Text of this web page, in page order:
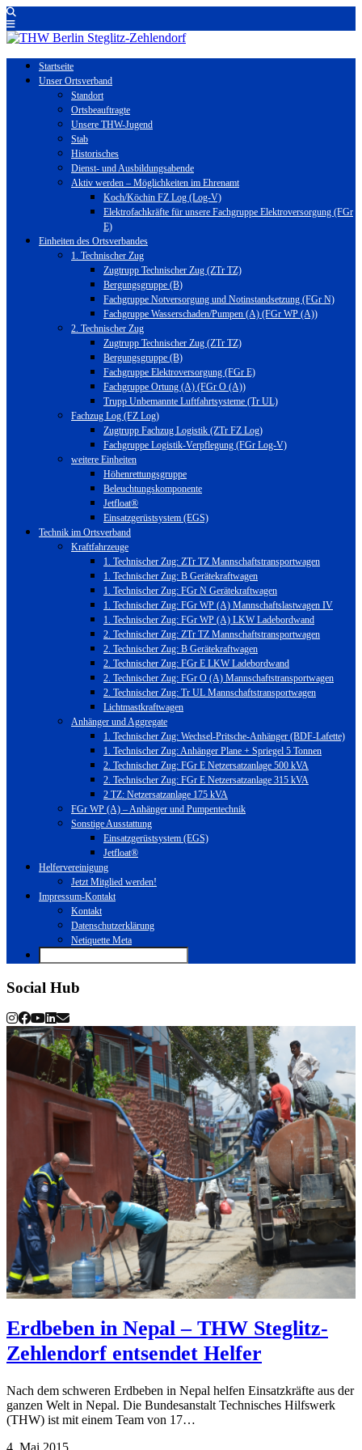
Startseite
Unser Ortsverband
Standort
Ortsbeauftragte
Unsere THW-Jugend
Stab
Historisches
Dienst- und Ausbildungsabende
Aktiv werden – Möglichkeiten im Ehrenamt
Koch/Köchin FZ Log (Log-V)
Elektrofachkräfte für unsere Fachgruppe Elektroversorgung (FGr
E)
Einheiten des Ortsverbandes
1. Technischer Zug
Zugtrupp Technischer Zug (ZTr TZ)
Bergungsgruppe (B)
Fachgruppe Notversorgung und Notinstandsetzung (FGr N)
Fachgruppe Wasserschaden/Pumpen (A) (FGr WP (A))
2. Technischer Zug
Zugtrupp Technischer Zug (ZTr TZ)
Bergungsgruppe (B)
Fachgruppe Elektroversorgung (FGr E)
Fachgruppe Ortung (A) (FGr O (A))
Trupp Unbemannte Luftfahrtsysteme (Tr UL)
Fachzug Log (FZ Log)
Zugtrupp Fachzug Logistik (ZTr FZ Log)
Fachgruppe Logistik-Verpflegung (FGr Log-V)
weitere Einheiten
Höhenrettungsgruppe
Beleuchtungskomponente
Jetfloat®
Einsatzgerüstsystem (EGS)
Technik im Ortsverband
Kraftfahrzeuge
1. Technischer Zug: ZTr TZ Mannschaftstransportwagen
1. Technischer Zug: B Gerätekraftwagen
1. Technischer Zug: FGr N Gerätekraftwagen
1. Technischer Zug: FGr WP (A) Mannschaftslastwagen IV
1. Technischer Zug: FGr WP (A) LKW Ladebordwand
2. Technischer Zug: ZTr TZ Mannschaftstransportwagen
2. Technischer Zug: B Gerätekraftwagen
2. Technischer Zug: FGr E LKW Ladebordwand
2. Technischer Zug: FGr O (A) Mannschaftstransportwagen
2. Technischer Zug: Tr UL Mannschaftstransportwagen
Lichtmastkraftwagen
Anhänger und Aggregate
1. Technischer Zug: Wechsel-Pritsche-Anhänger (BDF-Lafette)
1. Technischer Zug: Anhänger Plane + Spriegel 5 Tonnen
2. Technischer Zug: FGr E Netzersatzanlage 500 kVA
2. Technischer Zug: FGr E Netzersatzanlage 315 kVA
2 TZ: Netzersatzanlage 175 kVA
FGr WP (A) – Anhänger und Pumpentechnik
Sonstige Ausstattung
Einsatzgerüstsystem (EGS)
Jetfloat®
Helfervereinigung
Jetzt Mitglied werden!
Impressum-Kontakt
Kontakt
Datenschutzerklärung
Netiquette Meta
Social Hub
Erdbeben in Nepal – THW Steglitz-
Zehlendorf entsendet Helfer
Nach dem schweren Erdbeben in Nepal helfen Einsatzkräfte aus der
ganzen Welt in Nepal. Die Bundesanstalt Technisches Hilfswerk
(THW) ist mit einem Team von 17…
4. Mai 2015